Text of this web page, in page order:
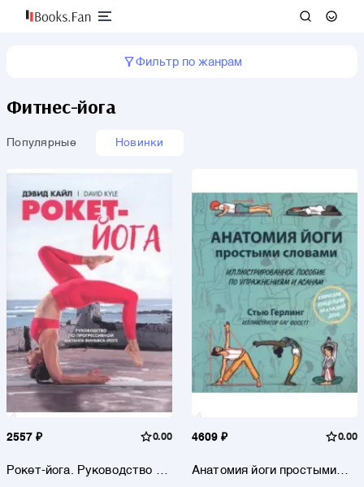
Фильтр по жанрам
Фитнес-йога
Популярные Новинки
2557 ₽ 0.00
Рокет-йога. Руководство по
4609 ₽ 0.00
Анатомия йоги простыми